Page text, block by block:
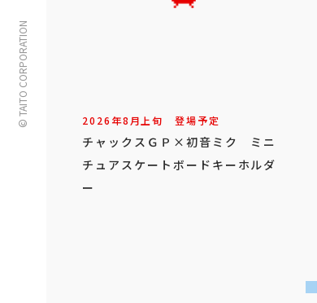
© TAITO CORPORATION 2026年8月上旬 登場予定
チャックスＧＰ×初音ミク ミニ
チュアスケートボードキーホルダ
ー